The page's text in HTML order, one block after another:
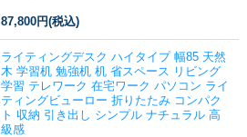
87,800円(税込)
ライティングデスク ハイタイプ 幅85 天然
木 学習机 勉強机 机 省スペース リビング
学習 テレワーク 在宅ワーク パソコン ライ
ティングビューロー 折りたたみ コンパク
ト 収納 引き出し シンプル ナチュラル 高
級感